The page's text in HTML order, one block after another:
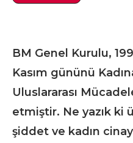
BM Genel Kurulu,
Kasım gününü
Uluslararası
etmiştir. Ne yazık ki
şiddet ve kadın